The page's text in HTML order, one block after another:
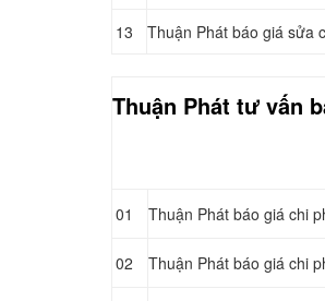
13 Thuận Phát báo giá sửa
Thuận Phát tư vấn
01 Thuận Phát báo giá chi
02 Thuận Phát báo giá chi